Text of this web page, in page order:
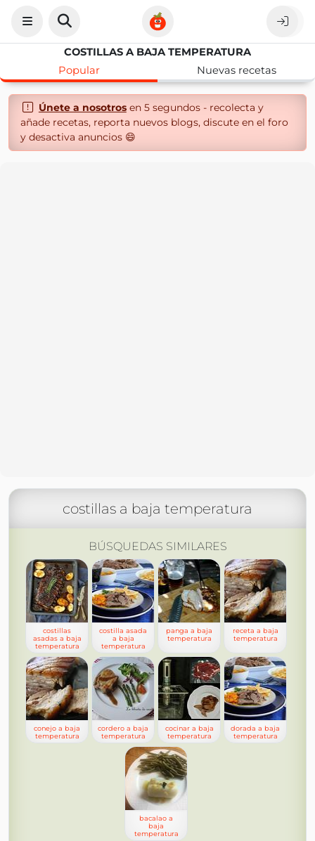
COSTILLAS A BAJA TEMPERATURA
Popular
Nuevas recetas
Únete a nosotrosen 5 segundos - recolecta y
añade recetas, reporta nuevos blogs, discute en el foro
y desactiva anuncios 😄
costillas a baja temperatura
BÚSQUEDAS SIMILARES
costillas
asadas a baja
temperatura
costilla asada
a baja
temperatura
panga a baja
temperatura
receta a baja
temperatura
conejo a baja
temperatura
cordero a baja
temperatura
cocinar a baja
temperatura
dorada a baja
temperatura
bacalao a
baja
temperatura